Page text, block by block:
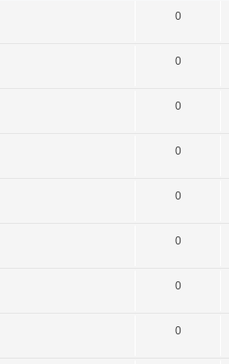
0
0
0
0
0
0
0
0